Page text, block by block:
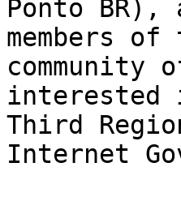
Ponto
members
community
Third
Internet